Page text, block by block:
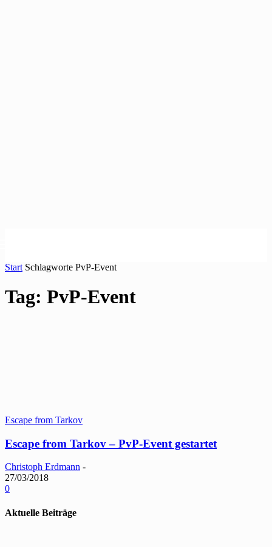
Start Schlagworte PvP-Event
Tag: PvP-Event
Escape from Tarkov
Escape from Tarkov – PvP-Event gestartet
Christoph Erdmann -
27/03/2018
0
Aktuelle Beiträge